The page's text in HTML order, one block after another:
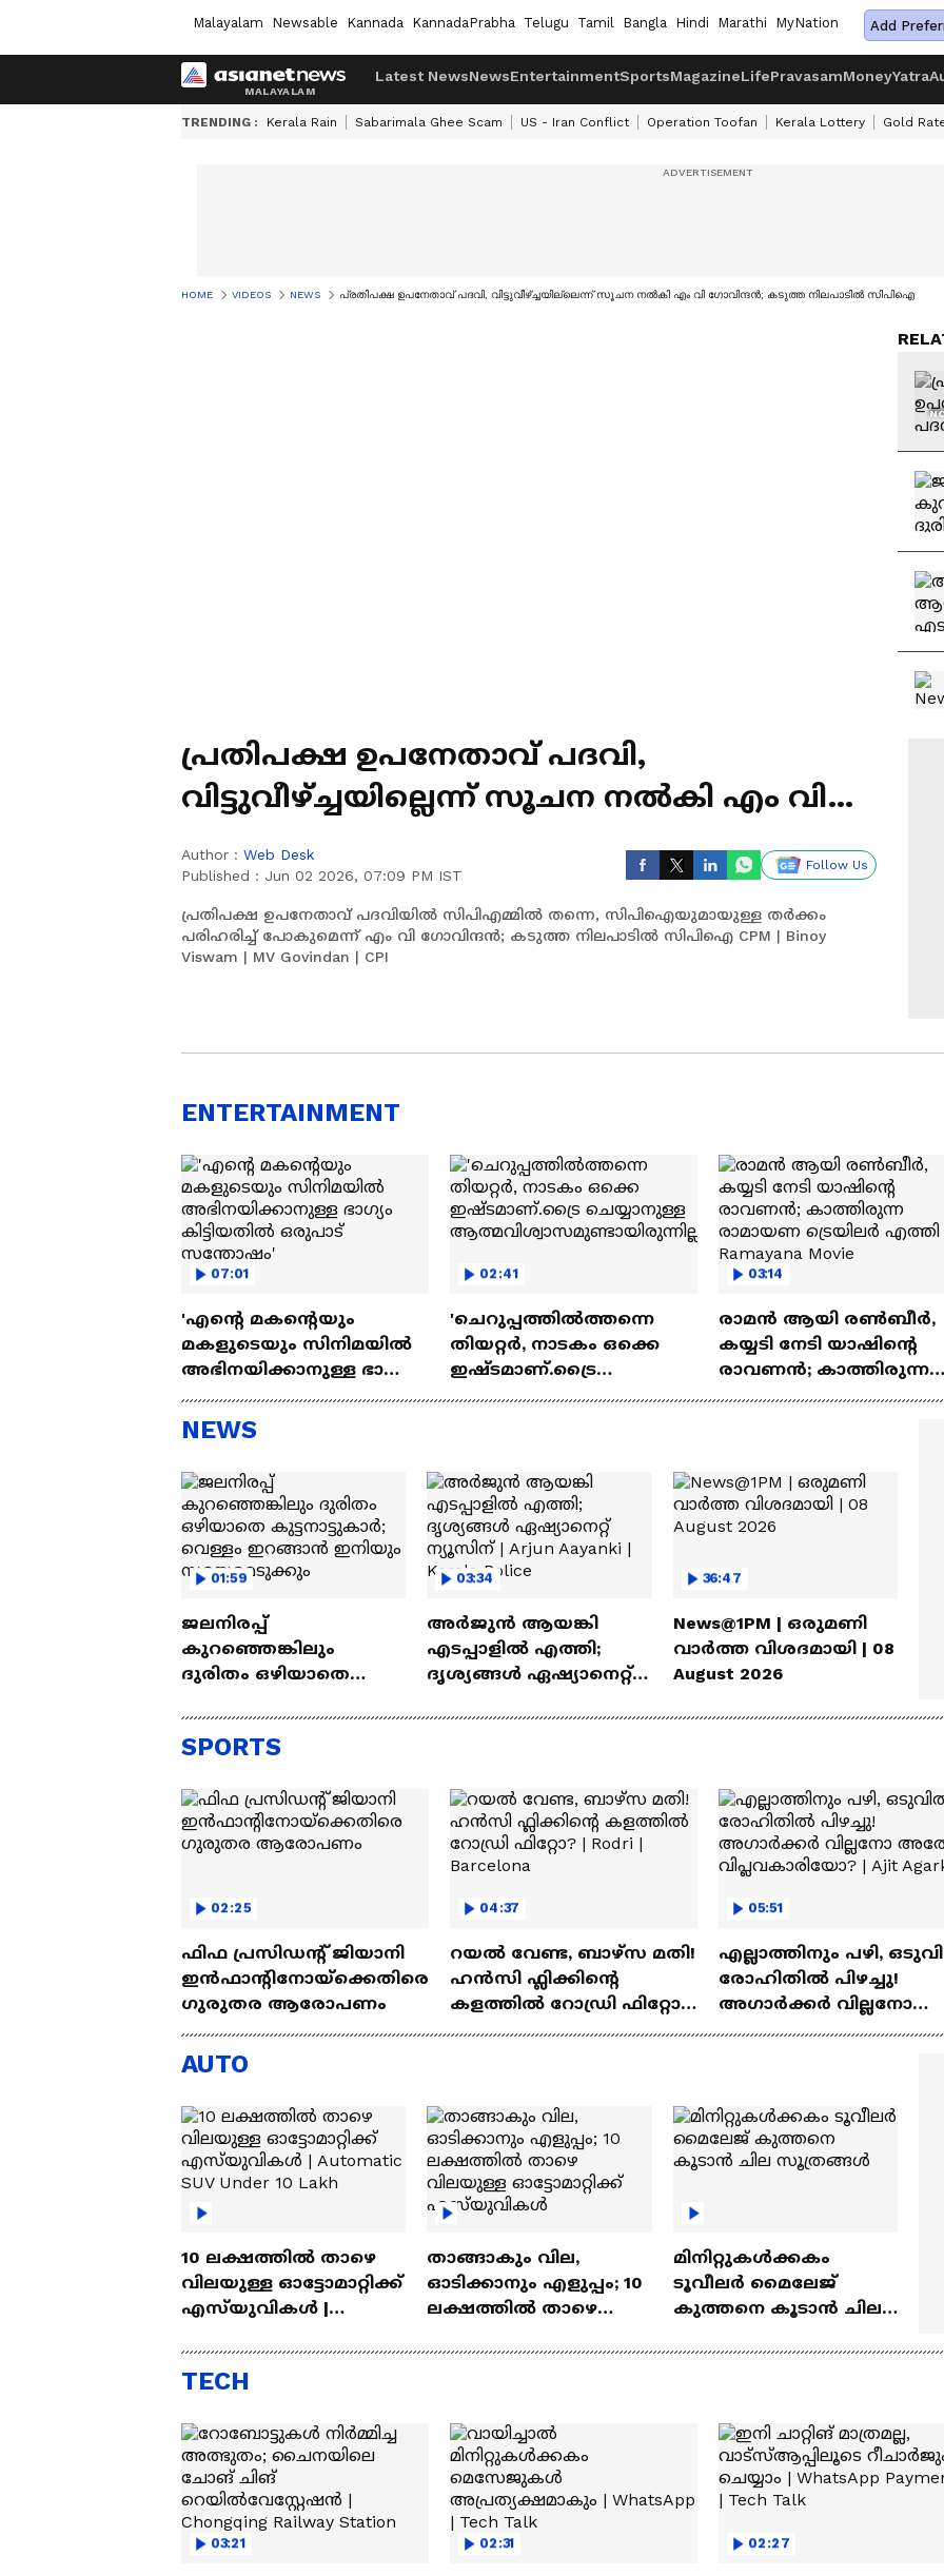
Malayalam Newsable Kannada KannadaPrabha Telugu Tamil Bangla Hindi Marathi MyNation Add
Latest NewsNewsEntertainmentSportsMagazineLifePravasamMoneyYatra
TRENDING : Kerala Rain Sabarimala Ghee Scam US - Iran Conflict Operation Toofan Kerala Lottery Gold
HOME VIDEOS NEWS പ്രതിപക്ഷ ഉപനേതാവ് പദവി, വിട്ടുവീഴ്ച്ചയില്ലെന്ന് സൂചന നൽകി എം വി ഗോവിന്ദൻ; കടുത്ത നിലപാടിൽ സിപിഐ
പ്രതിപക്ഷ ഉപനേതാവ് പദവി,
വിട്ടുവീഴ്ച്ചയില്ലെന്ന് സൂചന നൽകി എം വി
Author : Web Desk
Published : Jun 02 2026, 07:09 PM IST
Follow Us
പ്രതിപക്ഷ ഉപനേതാവ് പദവിയിൽ സിപിഎമ്മിൽ തന്നെ, സിപിഐയുമായുള്ള തര്‍ക്കം
പരിഹരിച്ച് പോകുമെന്ന് എം വി ഗോവിന്ദൻ; കടുത്ത നിലപാടിൽ സിപിഐ CPM | Binoy
Viswam | MV Govindan | CPI
ENTERTAINMENT
07:01
'എന്റെ മകന്റെയും
മകളുടെയും സിനിമയിൽ
അഭിനയിക്കാനുള്ള ഭാഗ്യം
കിട്ടിയതിൽ ഒരുപാട്
സന്തോഷം'
02:41
'ചെറുപ്പത്തിൽത്തന്നെ
തിയറ്റർ, നാടകം ഒക്കെ
ഇഷ്ടമാണ്.ട്രൈ
ചെയ്യാനുള്ള
03:14
രാമന്‍ ആയി രൺബീർ,
കയ്യടി നേടി യാഷിന്റെ
രാവണൻ; കാത്തിരുന്ന
രാമായണ ട്രെയിലർ
NEWS
01:59
ജലനിരപ്പ്
കുറഞ്ഞെങ്കിലും
ദുരിതം ഒഴിയാതെ
ഇറങ്ങാൻ ഇനിയും
സമയമെടുക്കും
03:34
അർജുൻ ആയങ്കി
എടപ്പാളിൽ എത്തി;
ദൃശ്യങ്ങൾ ഏഷ്യാനെറ്റ്
Kerala Police
36:47
News@1PM | ഒരുമണി
വാർത്ത വിശദമായി | 08
August 2026
SPORTS
02:25
ഫിഫ പ്രസിഡന്റ് ജിയാനി
ഇൻഫാന്റിനോയ്‌ക്കെതിരെ
ഗുരുതര ആരോപണം
04:37
റയല്‍ വേണ്ട, ബാഴ്‌സ മതി!
ഹൻസി ഫ്ലിക്കിന്റെ
കളത്തില്‍ റോഡ്രി ഫിറ്റോ?
| Rodri | Barcelona
05:51
എല്ലാത്തിനും പഴി,
രോഹിതില്‍ പിഴച്ചു!
അഗാര്‍ക്കർ വില്ലനോ
അതോ
AUTO
10 ലക്ഷത്തിൽ താഴെ
വിലയുള്ള ഓട്ടോമാറ്റിക്ക്
എസ്‍യുവികൾ |
Lakh
താങ്ങാകും വില,
ഓടിക്കാനും എളുപ്പം; 10
ലക്ഷത്തിൽ താഴെ
എസ്‍യുവികൾ
മിനിറ്റുകൾക്കകം
ടൂവീലർ മൈലേജ്
കുത്തനെ കൂടാൻ ചില
TECH
03:21 02:31 02:27